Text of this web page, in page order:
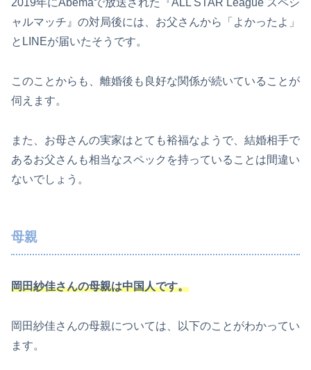
2019年にAbemaで放送された『ALL STAR League スペシ
ャルマッチ』の対局後には、お父さんから「よかったよ」
とLINEが届いたそうです。
このことからも、離婚後も良好な関係が続いていることが
伺えます。
また、お母さんの実家はとても裕福なようで、結婚相手で
あるお父さんも相当なスペックを持っていることは間違い
ないでしょう。
母親
岡田紗佳さんの母親は中国人です。
岡田紗佳さんの母親については、以下のことがわかってい
ます。